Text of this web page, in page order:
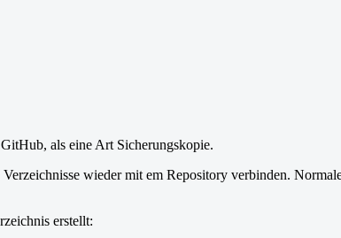
als eine Art Sicherungskopie.
wieder mit em Repository verbinden.
erstellt: